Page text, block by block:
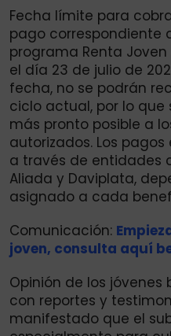
Fecha límite para
pago correspondiente
programa Renta
el día 23 de julio de
fecha, no se podrán
ciclo actual, por lo
más pronto posible a
autorizados. Los
a través de entidades
Aliada y Daviplata,
asignado a cada
Comunicación:
joven, consulta aquí
Opinión de los jóvenes
con reportes y
manifestado que el